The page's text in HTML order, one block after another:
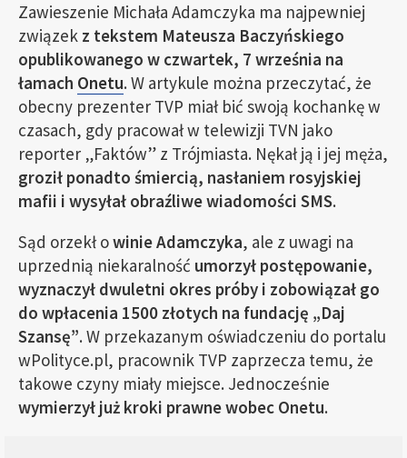
Zawieszenie Michała Adamczyka ma najpewniej
związek z tekstem Mateusza Baczyńskiego
opublikowanego w czwartek, 7 września na
łamach Onetu. W artykule można przeczytać, że
obecny prezenter TVP miał bić swoją kochankę w
czasach, gdy pracował w telewizji TVN jako
reporter „Faktów” z Trójmiasta. Nękał ją i jej męża,
groził ponadto śmiercią, nasłaniem rosyjskiej
mafii i wysyłał obraźliwe wiadomości SMS.
Sąd orzekł owinie Adamczyka, ale z uwagi na
uprzednią niekaralność umorzył postępowanie,
wyznaczył dwuletni okres próby i zobowiązał go
do wpłacenia 1500 złotych na fundację „Daj
Szansę”. W przekazanym oświadczeniu do portalu
wPolityce.pl, pracownik TVP zaprzecza temu, że
takowe czyny miały miejsce. Jednocześnie
wymierzył już kroki prawne wobec Onetu.